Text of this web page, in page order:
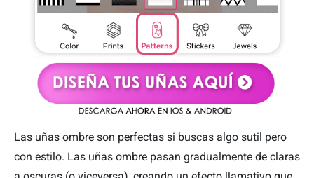
Las uñas ombre son perfectas si buscas algo sutil pero
con estilo. Las uñas ombre pasan gradualmente de claras